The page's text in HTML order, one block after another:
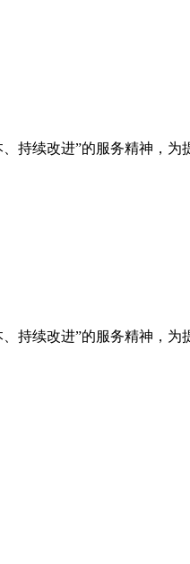
持续改进”的服务精神，
持续改进”的服务精神，